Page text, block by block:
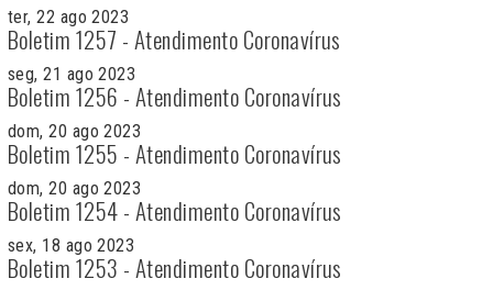
ter, 22 ago 2023
Boletim 1257 - Atendimento Coronavírus
seg, 21 ago 2023
Boletim 1256 - Atendimento Coronavírus
dom, 20 ago 2023
Boletim 1255 - Atendimento Coronavírus
dom, 20 ago 2023
Boletim 1254 - Atendimento Coronavírus
sex, 18 ago 2023
Boletim 1253 - Atendimento Coronavírus